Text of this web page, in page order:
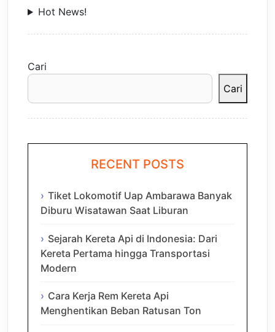
Hot News!
Cari
Cari
RECENT POSTS
Tiket Lokomotif Uap Ambarawa Banyak
Diburu Wisatawan Saat Liburan
Sejarah Kereta Api di Indonesia: Dari
Kereta Pertama hingga Transportasi
Modern
Cara Kerja Rem Kereta Api
Menghentikan Beban Ratusan Ton